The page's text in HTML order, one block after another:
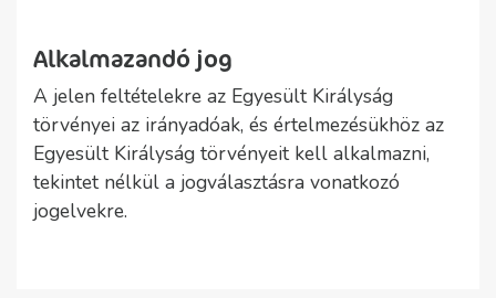
Alkalmazandó jog
A jelen feltételekre az Egyesült Királyság
törvényei az irányadóak, és értelmezésükhöz az
Egyesült Királyság törvényeit kell alkalmazni,
tekintet nélkül a jogválasztásra vonatkozó
jogelvekre.